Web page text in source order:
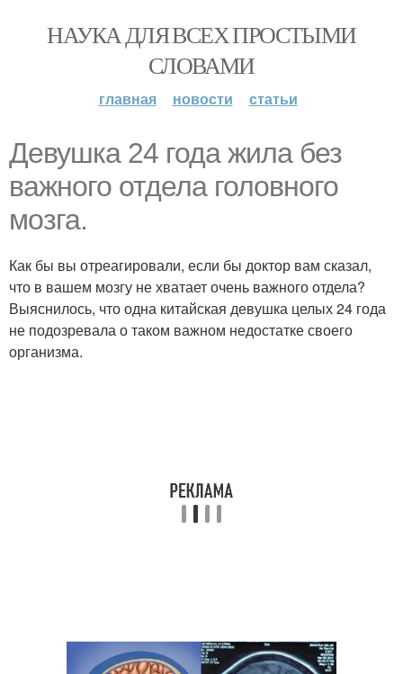
НАУКА ДЛЯ ВСЕХ ПРОСТЫМИ
СЛОВАМИ
главная новости статьи
Девушка 24 года жила без
важного отдела головного
мозга.
Как бы вы отреагировали, если бы доктор вам сказал,
что в вашем мозгу не хватает очень важного отдела?
Выяснилось, что одна китайская девушка целых 24 года
не подозревала о таком важном недостатке своего
организма.